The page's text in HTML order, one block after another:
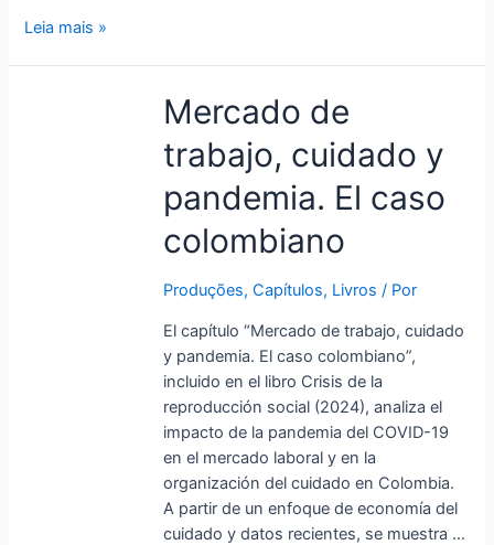
Leia mais »
Mercado de
trabajo, cuidado y
pandemia. El caso
colombiano
Produções,Capítulos, Livros / Por
El capítulo “Mercado de trabajo, cuidado
y pandemia. El caso colombiano”,
incluido en el libro Crisis de la
reproducción social (2024), analiza el
impacto de la pandemia del COVID-19
en el mercado laboral y en la
organización del cuidado en Colombia.
A partir de un enfoque de economía del
cuidado y datos recientes, se muestra …
Mercado
de
trabajo,
y
pandemia.
El
caso
colombiano